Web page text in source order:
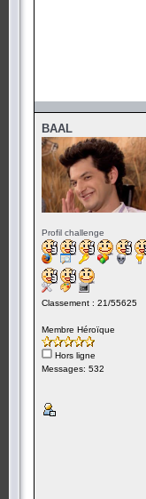
BAAL
Profil challenge
Classement : 21/55625
Membre Héroïque
Hors ligne
Messages: 532